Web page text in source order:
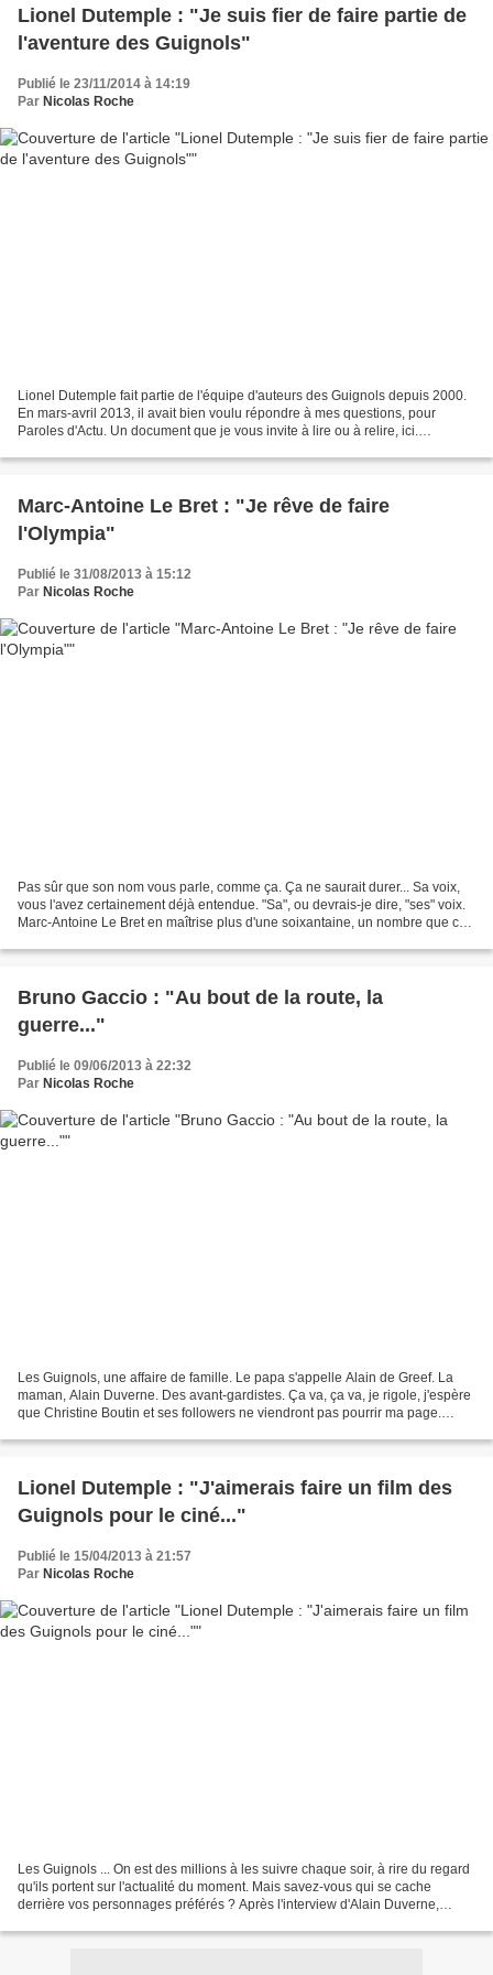
Lionel Dutemple : "Je suis fier de faire partie de
l'aventure des Guignols"
Publié le 23/11/2014 à 14:19
Par Nicolas Roche
Lionel Dutemple fait partie de l'équipe d'auteurs des Guignols depuis 2000.
En mars-avril 2013, il avait bien voulu répondre à mes questions, pour
Paroles d'Actu. Un document que je vous invite à lire ou à relire, ici.
Marc-Antoine Le Bret : "Je rêve de faire
l'Olympia"
Publié le 31/08/2013 à 15:12
Par Nicolas Roche
Pas sûr que son nom vous parle, comme ça. Ça ne saurait durer... Sa voix,
vous l'avez certainement déjà entendue. "Sa", ou devrais-je dire, "ses" voix.
Marc-Antoine Le Bret en maîtrise plus d'une soixantaine, un nombre que ce
Bruno Gaccio : "Au bout de la route, la
guerre..."
Publié le 09/06/2013 à 22:32
Par Nicolas Roche
Les Guignols, une affaire de famille. Le papa s'appelle Alain de Greef. La
maman, Alain Duverne. Des avant-gardistes. Ça va, ça va, je rigole, j'espère
que Christine Boutin et ses followers ne viendront pas pourrir ma page.
Lionel Dutemple : "J'aimerais faire un film des
Guignols pour le ciné..."
Publié le 15/04/2013 à 21:57
Par Nicolas Roche
Les Guignols ... On est des millions à les suivre chaque soir, à rire du regard
qu'ils portent sur l'actualité du moment. Mais savez-vous qui se cache
derrière vos personnages préférés ? Après l'interview d'Alain Duverne,